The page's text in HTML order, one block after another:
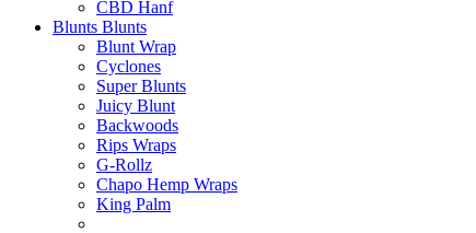
CBD Hanf
Blunts Blunts
Blunt Wrap
Cyclones
Super Blunts
Juicy Blunt
Backwoods
Rips Wraps
G-Rollz
Chapo Hemp Wraps
King Palm